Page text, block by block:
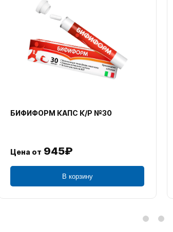
БИФИФОРМ КАПС К/Р №30
Цена от 945₽
В корзину